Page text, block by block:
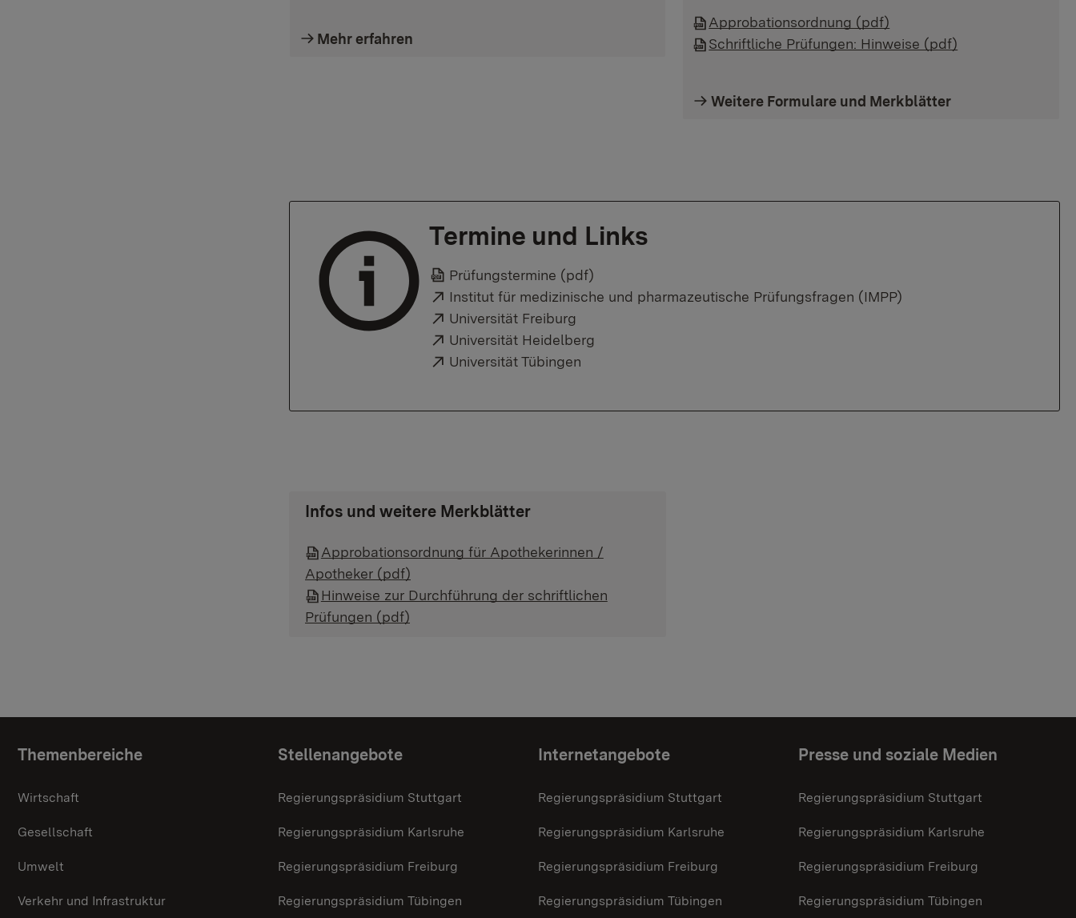
Mehr erfahren
Approbationsordnung (pdf)
Schriftliche Prüfungen: Hinweise (pdf)
Weitere Formulare und Merkblätter
Termine und Links
Prüfungstermine (pdf)
Externer Link:
Institut für medizinische und pharmazeutische Prüfungsfragen (IMPP)
Externer Link:
Universität Freiburg
Externer Link:
Universität Heidelberg
Externer Link:
Universität Tübingen
Infos und weitere Merkblätter
Approbationsordnung für Apothekerinnen /
Apotheker (pdf)
Hinweise zur Durchführung der schriftlichen
Prüfungen (pdf)
Themenübersicht
Themenbereiche
Wirtschaft
Gesellschaft
Umwelt
Verkehr und Infrastruktur
Stellenangebote
Regierungspräsidium Stuttgart
Regierungspräsidium Karlsruhe
Regierungspräsidium Freiburg
Regierungspräsidium Tübingen
Internetangebote
Regierungspräsidium Stuttgart
Regierungspräsidium Karlsruhe
Regierungspräsidium Freiburg
Regierungspräsidium Tübingen
Presse und soziale Medien
Regierungspräsidium Stuttgart
Regierungspräsidium Karlsruhe
Regierungspräsidium Freiburg
Regierungspräsidium Tübingen